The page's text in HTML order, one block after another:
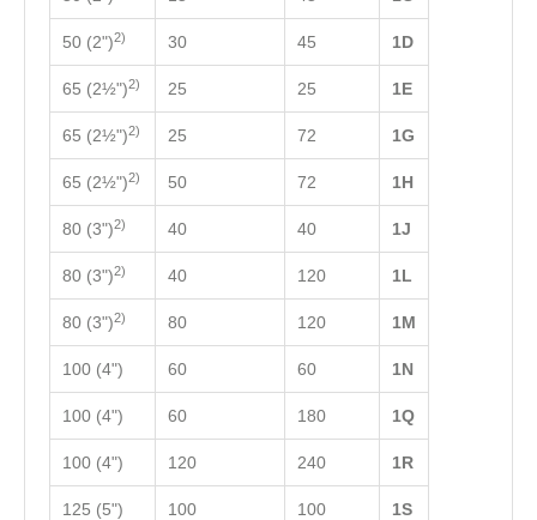
50 (2")2) 30 45 1D
65 (2½")2) 25 25 1E
65 (2½")2) 25 72 1G
65 (2½")2) 50 72 1H
80 (3")2) 40 40 1J
80 (3")2) 40 120 1L
80 (3")2) 80 120 1M
100 (4") 60 60 1N
100 (4") 60 180 1Q
100 (4") 120 240 1R
125 (5") 100 100 1S